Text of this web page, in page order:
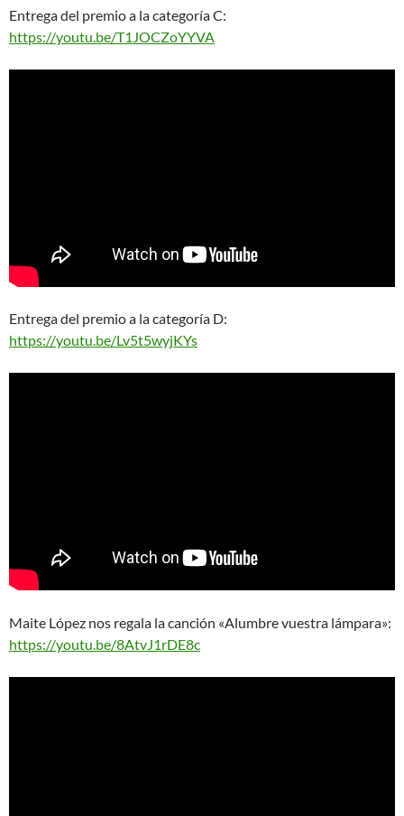
Entrega del premio a la categoría C:
https://youtu.be/T1JOCZoYYVA
Entrega del premio a la categoría D:
https://youtu.be/Lv5t5wyjKYs
Maite López nos regala la canción «Alumbre vuestra lámpara»:
https://youtu.be/8AtvJ1rDE8c